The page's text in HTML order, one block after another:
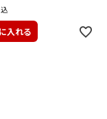
入れる